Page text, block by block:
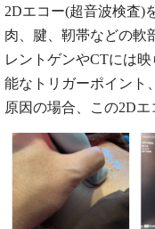
2Dエコー(超音波検査)
肉、腱、靭帯などの軟
レントゲンやCTには
能なトリガーポイント
原因の場合、この2Dエ